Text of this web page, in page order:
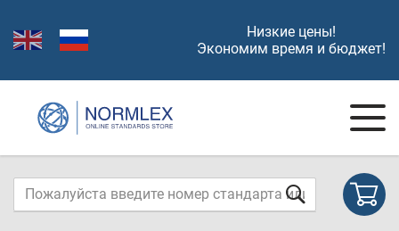
Низкие цены!
Экономим время и бюджет!